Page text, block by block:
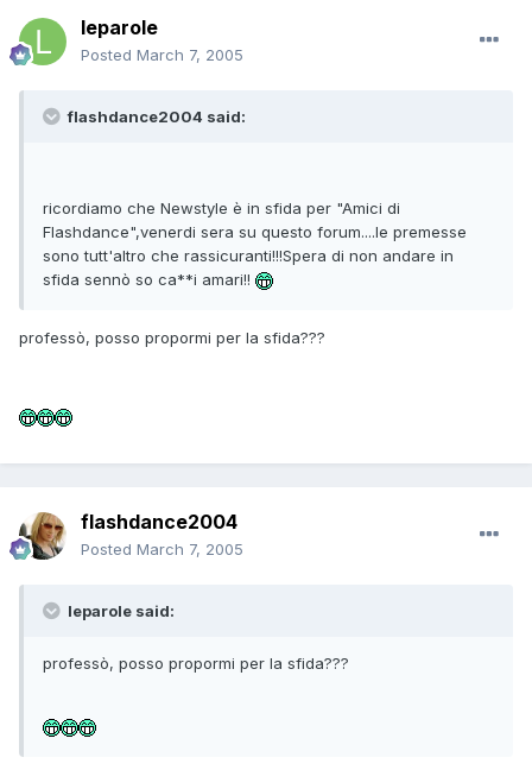
leparole
Posted March 7, 2005
flashdance2004 said:
ricordiamo che Newstyle è in sfida per "Amici di
Flashdance",venerdi sera su questo forum....le premesse
sono tutt'altro che rassicuranti!!!Spera di non andare in
sfida sennò so ca**i amari!!
professò, posso propormi per la sfida???
flashdance2004
Posted March 7, 2005
leparole said:
professò, posso propormi per la sfida???